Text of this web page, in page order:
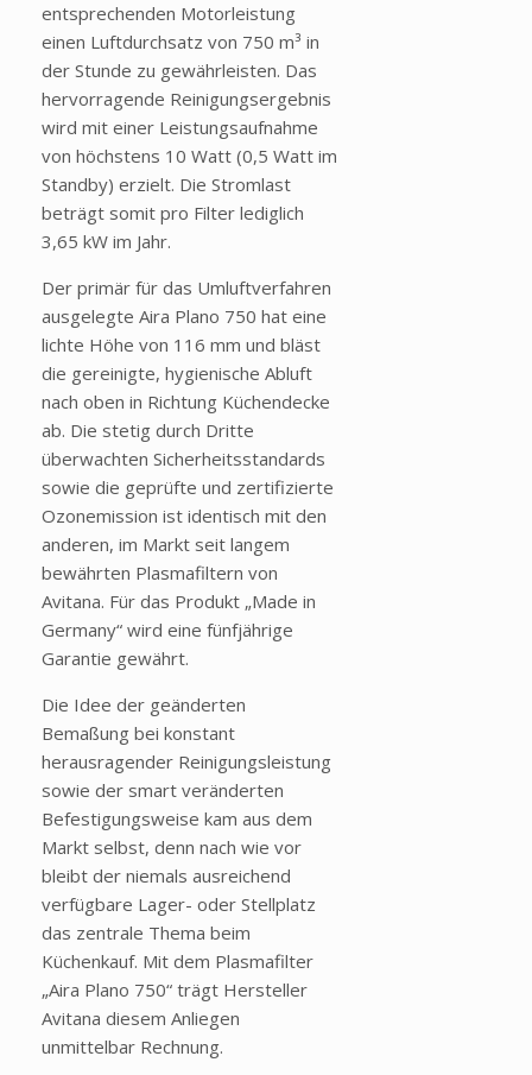
entsprechenden Motorleistung
einen Luftdurchsatz von 750 m³ in
der Stunde zu gewährleisten. Das
hervorragende Reinigungsergebnis
wird mit einer Leistungsaufnahme
von höchstens 10 Watt (0,5 Watt im
Standby) erzielt. Die Stromlast
beträgt somit pro Filter lediglich
3,65 kW im Jahr.
Der primär für das Umluftverfahren
ausgelegte Aira Plano 750 hat eine
lichte Höhe von 116 mm und bläst
die gereinigte, hygienische Abluft
nach oben in Richtung Küchendecke
ab. Die stetig durch Dritte
überwachten Sicherheitsstandards
sowie die geprüfte und zertifizierte
Ozonemission ist identisch mit den
anderen, im Markt seit langem
bewährten Plasmafiltern von
Avitana. Für das Produkt „Made in
Germany“ wird eine fünfjährige
Garantie gewährt.
Die Idee der geänderten
Bemaßung bei konstant
herausragender Reinigungsleistung
sowie der smart veränderten
Befestigungsweise kam aus dem
Markt selbst, denn nach wie vor
bleibt der niemals ausreichend
verfügbare Lager- oder Stellplatz
das zentrale Thema beim
Küchenkauf. Mit dem Plasmafilter
„Aira Plano 750“ trägt Hersteller
Avitana diesem Anliegen
unmittelbar Rechnung.